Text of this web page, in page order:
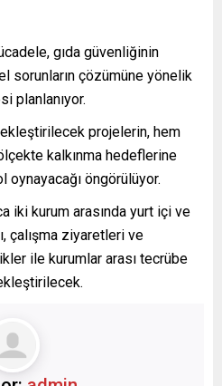
gıda güvenliğinin
sorunların çözümüne yönelik
planlanıyor.
projelerin, hem
kalkınma hedeflerine
oynayacağı öngörülüyor.
iki kurum arasında yurt içi ve
çalışma ziyaretleri ve
ile kurumlar arası tecrübe